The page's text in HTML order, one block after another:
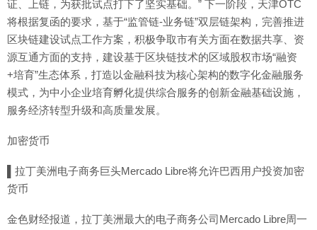
证、上链，为获批试点打下了坚实基础。” 下一阶段，天津OTC
将根据复函的要求，基于“监管链-业务链”双层链架构，完善推进
区块链建设试点工作方案，积极争取市有关方面在数据共享、资
源互通方面的支持，建设基于区块链技术的区域股权市场“融资
+培育”生态体系，打造以金融科技为核心架构的数字化金融服务
模式，为中小企业培育孵化提供综合服务的创新金融基础设施，
服务经济转型升级和高质量发展。
加密货币
▌拉丁美洲电子商务巨头Mercado Libre将允许巴西用户投资加密
货币
金色财经报道，拉丁美洲最大的电子商务公司Mercado Libre周一